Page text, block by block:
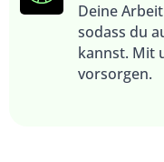
Deine
sodass du
kannst. Mit
vorsorgen.